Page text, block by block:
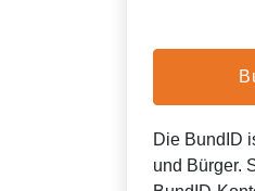
Die BundID
und Bürger.